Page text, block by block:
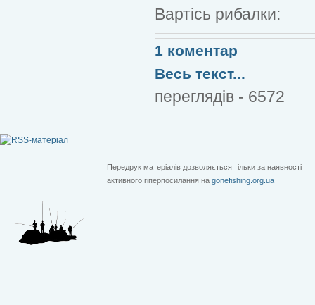
Вартісь рибалки:
1 коментар
Весь текст...
переглядів - 6572
Передрук матеріалів дозволяється тільки за наявності
активного гіперпосилання на gonefishing.org.ua